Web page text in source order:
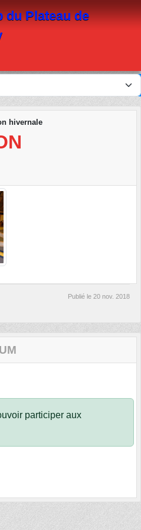
du Plateau de
hivernale
Publié le 20 nov. 2018
participer aux